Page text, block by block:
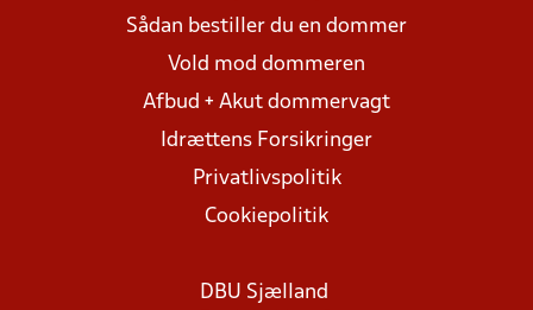
Sådan bestiller du en dommer
Vold mod dommeren
Afbud + Akut dommervagt
Idrættens Forsikringer
Privatlivspolitik
Cookiepolitik
DBU Sjælland